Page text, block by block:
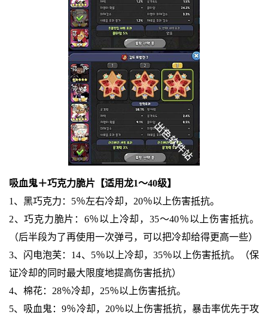
吸血鬼＋巧克力脆片【适用龙1～40级】
1、黑巧克力：5％左右冷却，20％以上伤害抵抗。
2、巧克力脆片：6％以上冷却，35～40％以上伤害抵抗。
（后半段为了再使用一次弹弓，可以把冷却给得更高一些）
3、闪电泡芙：14、5％以上冷却，35％以上伤害抵抗。（保
证冷却的同时最大限度地提高伤害抵抗）
4、棉花：28％冷却，25％以上伤害抵抗。
5、吸血鬼：9％冷却，20％以上伤害抵抗，暴击率优先于攻